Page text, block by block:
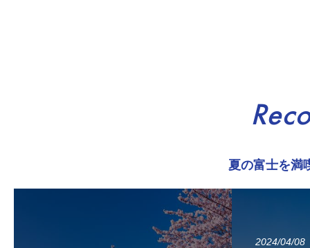
夏の富士を満
2024/04/08